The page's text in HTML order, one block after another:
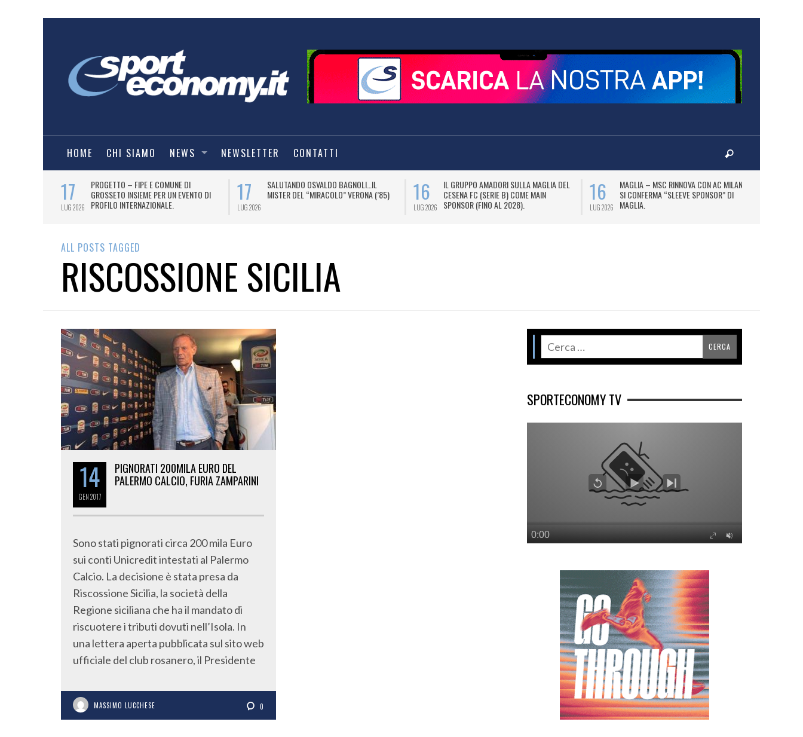
HOME CHI SIAMO NEWS NEWSLETTER CONTATTI
17
LUG 2026
PROGETTO – FIPE E COMUNE DI
GROSSETO INSIEME PER UN EVENTO DI
PROFILO INTERNAZIONALE.
17
LUG 2026
SALUTANDO OSVALDO BAGNOLI…IL
MISTER DEL “MIRACOLO” VERONA (’85)
16
LUG 2026
IL GRUPPO AMADORI SULLA MAGLIA DEL
CESENA FC (SERIE B) COME MAIN
SPONSOR (FINO AL 2028).
16
LUG 2026
MAGLIA – MSC RINNOVA CON AC MILAN E
SI CONFERMA “SLEEVE SPONSOR” DI
MAGLIA.
ALL POSTS TAGGED
RISCOSSIONE SICILIA
14
GEN2017
PIGNORATI 200MILA EURO DEL
PALERMO CALCIO, FURIA ZAMPARINI
Sono stati pignorati circa 200 mila Euro
sui conti Unicredit intestati al Palermo
Calcio. La decisione è stata presa da
Riscossione Sicilia, la società della
Regione siciliana che ha il mandato di
riscuotere i tributi dovuti nell’Isola. In
una lettera aperta pubblicata sul sito web
ufficiale del club rosanero, il Presidente
MASSIMO LUCCHESE 0
SPORTECONOMY TV